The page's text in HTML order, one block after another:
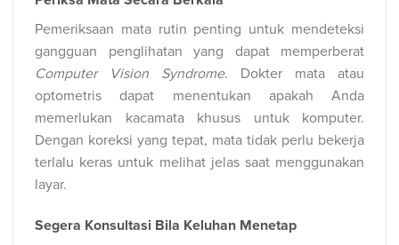
Pemeriksaan mata rutin penting untuk mendeteksi
gangguan penglihatan yang dapat memperberat
Computer Vision Syndrome. Dokter mata atau
optometris dapat menentukan apakah Anda
memerlukan kacamata khusus untuk komputer.
Dengan koreksi yang tepat, mata tidak perlu bekerja
terlalu keras untuk melihat jelas saat menggunakan
layar.
Segera Konsultasi Bila Keluhan Menetap